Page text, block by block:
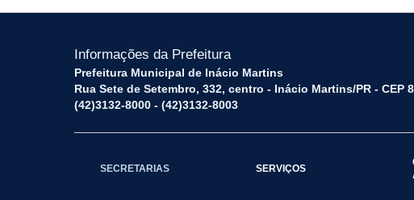
Informações da Prefeitura
Prefeitura Municipal de Inácio Martins
Rua Sete de Setembro, 332, centro - Inácio Martins/PR - CEP
(42)3132-8000 - (42)3132-8003
SECRETARIAS SERVIÇOS